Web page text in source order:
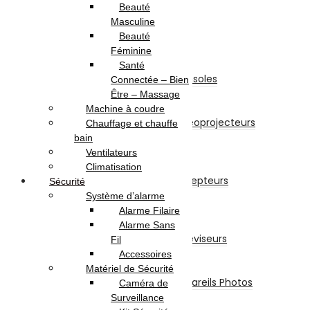
Originales
Adaptables
TV-Son-Photos
Consoles & Jeux
Manettes De Jeux
Accessoires Pour Cônsoles
Consoles
Vidéoprojecteurs
Accessoires Pour Vidéoprojecteurs
Vidéoprojecteur
Récepteur
Récepteur
Accessoires Pour Récepteurs
Abonnement
Téléviseurs
Téléviseur
Accessoires Pour Téléviseurs
Appareils Photos
Appareils Photo
Accessoires Pour Appareils Photos
Piles et Chargeurs
Beauté
Masculine
Beauté
Féminine
Santé
Connectée – Bien
Être – Massage
Machine à coudre
Chauffage et chauffe
bain
Ventilateurs
Climatisation
Sécurité
Système d’alarme
Alarme Filaire
Alarme Sans
Fil
Accessoires
Matériel de Sécurité
Caméra de
Surveillance